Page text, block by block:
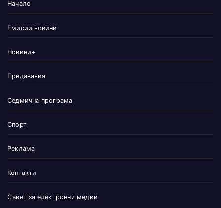
Начало
Емисии новини
Новини+
Предавания
Седмична програма
Спорт
Реклама
Контакти
Съвет за електронни медии